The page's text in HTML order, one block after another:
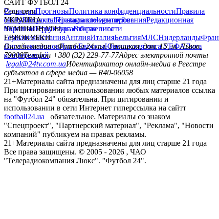
САЙТ ФУТБОЛ 24
РедакцияПрогнозыПолитика конфиденциальностиПравила
сайтуКонтактыПравила комментированияРедакционная
политикаСтруктура собственности
Соц. сети
facebookxyoutubeinstagramtelegramviber
УКРАИНА
УкраинаПервая лигаВторая лига
ЧЕМПИОНАТЫ
ГерманияИспанияАнглияИталияБельгияМЛСНидерланды
ЕВРОКУБКИ
Лига чемпионовЛига ЕвропыЮношеская лига УЕФАЛига
конференций
Онлайн-медиа «Футбол 24»пл. Галицкая, дом. 15, м. Львов,
79008Телефон +380 (32) 229-77-77Адрес электронной почты
legal@24tv.com.uaИдентификатор онлайн-медиа в Реестре
субъектов в сфере медиа — R40-06058
21+Материалы сайта предназначены для лиц старше 21 года
При цитировании и использовании любых материалов ссылка
на "Футбол 24" обязательна. При цитировании и
использовании в сети Интернет гиперссылка на сайтт
football24.ua
обязательное. Материалы со знаком
"Спецпроект", "Партнерский материал", "Реклама", "Новости
компаний" публикуем на правах рекламы.
21+Материалы сайта предназначены для лиц старше 21 года
Все права защищены. © 2005 - 2026 , ЧАО
"Телерадиокомпания Люкс". "Футбол 24".